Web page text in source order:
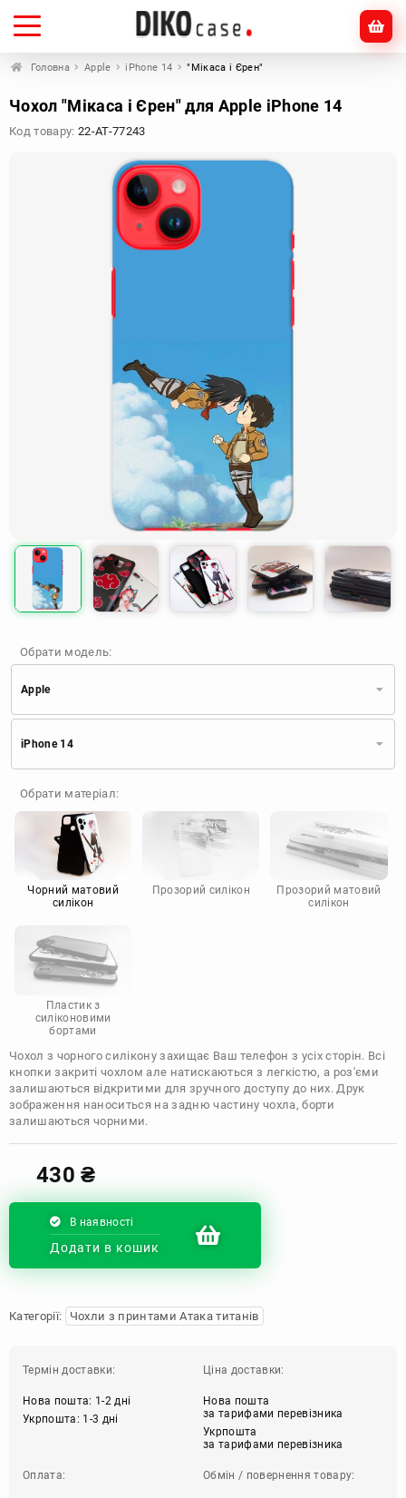
Головна Apple iPhone 14 "Мікаса і Єрен"
Чохол "Мікаса і Єрен" для Apple iPhone 14
Код товару: 22-AT-77243
Обрати модель:
Apple
Apple
Huawei
TECNO
Google
Doogee
Infinix
Sony
Motorola
iPhone 14
Обрати матеріал:
Чорний матовий
силікон
Прозорий силікон
Прозорий матовий
силікон
Пластик з
силіконовими
бортами
Чохол з чорного силікону захищає Ваш телефон з усіх сторін. Всі
кнопки закриті чохлом але натискаються з легкістю, а роз'єми
залишаються відкритими для зручного доступу до них. Друк
зображення наноситься на задню частину чохла, борти
залишаються чорними.
430₴
В наявності
Додати в кошик
Категорії: Чохли з принтами Атака титанів
Термін доставки:
Нова пошта: 1-2 дні
Укрпошта: 1-3 дні
Ціна доставки:
Нова пошта
за тарифами перевізника
Укрпошта
за тарифами перевізника
Оплата: Обмін / повернення товару: